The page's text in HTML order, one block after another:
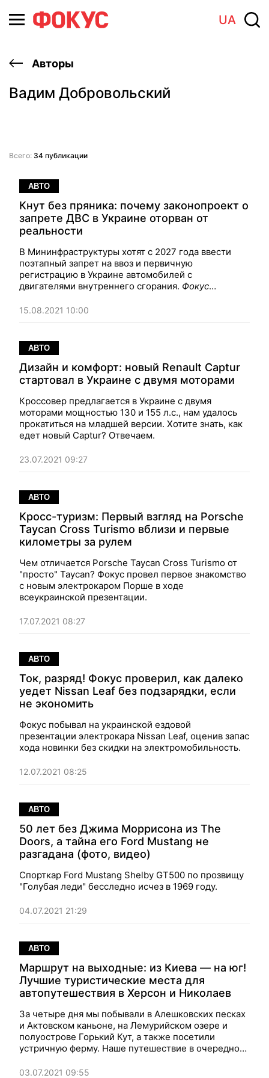
UA
Авторы
Вадим Добровольский
Всего: 34 публикации
АВТО
Кнут без пряника: почему законопроект о
запрете ДВС в Украине оторван от
реальности
В Мининфраструктуры хотят с 2027 года ввести
поэтапный запрет на ввоз и первичную
регистрацию в Украине автомобилей с
двигателями внутреннего сгорания. Фокус
15.08.2021 10:00
АВТО
Дизайн и комфорт: новый Renault Captur
стартовал в Украине с двумя моторами
Кроссовер предлагается в Украине с двумя
моторами мощностью 130 и 155 л.с., нам удалось
прокатиться на младшей версии. Хотите знать, как
едет новый Captur? Отвечаем.
23.07.2021 09:27
АВТО
Кросс-туризм: Первый взгляд на Porsche
Taycan Cross Turismo вблизи и первые
километры за рулем
Чем отличается Porsche Taycan Cross Turismo от
"просто" Taycan? Фокус провел первое знакомство
с новым электрокаром Порше в ходе
всеукраинской презентации.
17.07.2021 08:27
АВТО
Ток, разряд! Фокус проверил, как далеко
уедет Nissan Leaf без подзарядки, если
не экономить
Фокус побывал на украинской ездовой
презентации электрокара Nissan Leaf, оценив запас
хода новинки без скидки на электромобильность.
12.07.2021 08:25
АВТО
50 лет без Джима Моррисона из The
Doors, а тайна его Ford Mustang не
разгадана (фото, видео)
Спорткар Ford Mustang Shelby GT500 по прозвищу
"Голубая леди" бесследно исчез в 1969 году.
04.07.2021 21:29
АВТО
Маршрут на выходные: из Киева — на юг!
Лучшие туристические места для
автопутешествия в Херсон и Николаев
За четыре дня мы побывали в Алешковских песках
и Актовском каньоне, на Лемурийском озере и
полуострове Горький Кут, а также посетили
устричную ферму. Наше путешествие в очередной
Украина.
03.07.2021 09:55